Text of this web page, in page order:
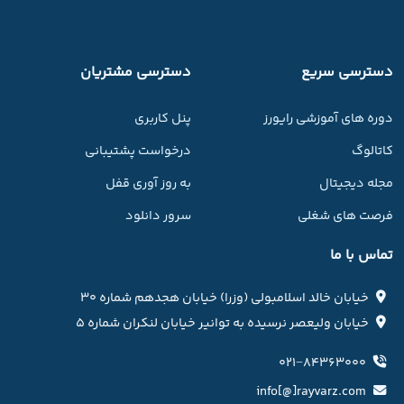
دسترسی سریع
دوره های آموزشی رایورز
کاتالوگ
مجله دیجیتال
فرصت های شغلی
دسترسی مشتریان
پنل کاربری
درخواست پشتیبانی
به روز آوری قفل
سرور دانلود
تماس با ما
خیابان خالد اسلامبولی (وزرا) خیابان هجدهم شماره ۳۰
خیابان ولیعصر نرسیده به توانیر خیابان لنکران شماره ۵
۰۲۱−۸۴۳۶۳۰۰۰
info[@]rayvarz.com